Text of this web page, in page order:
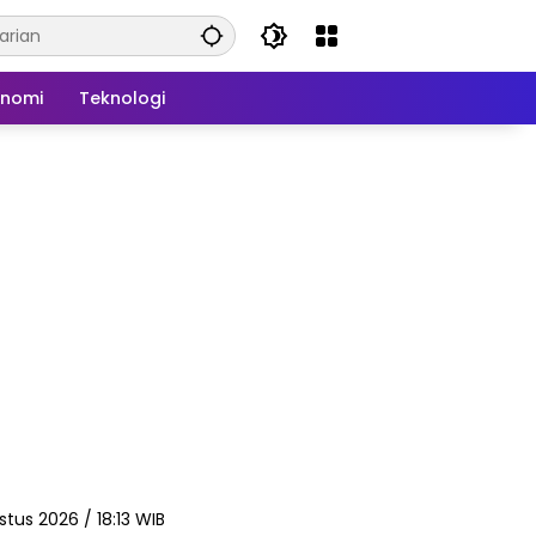
Teknologi
2026 / 18:13 WIB